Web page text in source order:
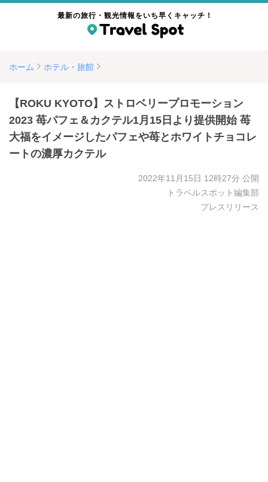
最新の旅行・観光情報をいち早くキャッチ！
ホーム ホテル・旅館
【ROKU KYOTO】ストロベリープロモーション
2023 苺パフェ＆カクテル1月15日より提供開始 苺
大福をイメージしたパフェや苺とホワイトチョコレ
ートの濃厚カクテル
2022年11月15日 12時27分 公開
トラベルスポット編集部
プレスリリース